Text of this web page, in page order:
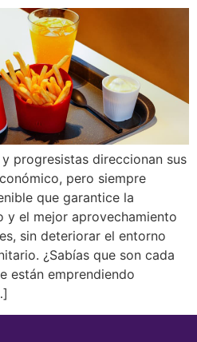
progresistas direccionan sus
pero siempre
que garantice la
y el mejor aprovechamiento
sin deteriorar el entorno
¿Sabías que son cada
están emprendiendo